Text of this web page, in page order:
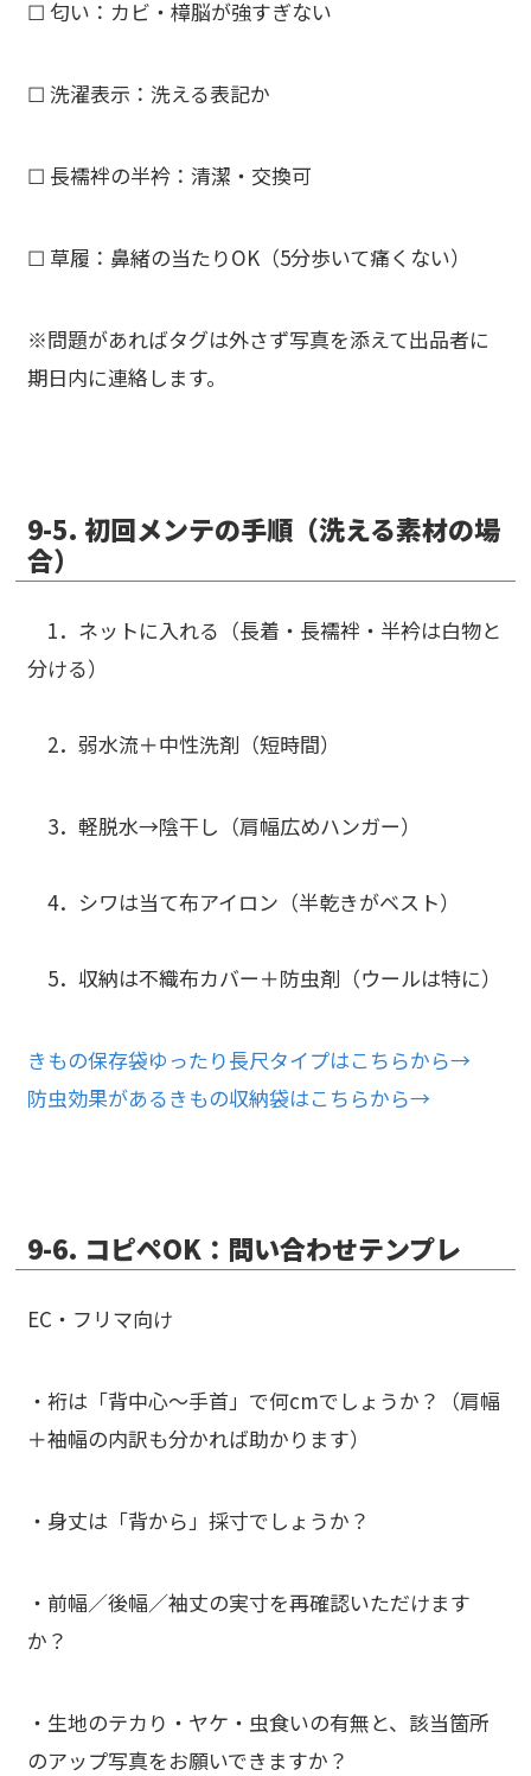
☐ 匂い：カビ・樟脳が強すぎない
☐ 洗濯表示：洗える表記か
☐ 長襦袢の半衿：清潔・交換可
☐ 草履： 鼻緒の当たりOK（5分歩いて痛くない）
※問題があればタグは外さず写真を添えて出品者に
期日内に連絡 します。
9-5. 初回メンテの手順（洗える素材の場
合）
1． ネットに入れる （長着・長襦袢・半衿は白物と
分ける）
2．弱水流＋中性洗剤 （短時間）
3．軽脱水→陰干し （肩幅広めハンガー）
4．シワは当て布アイロン （半乾きがベスト）
5．収納は不織布カバー＋防虫剤 （ウールは特に）
きもの保存袋ゆったり長尺タイプはこちらから→
防虫効果があるきもの収納袋はこちらから→
9-6. コピペOK：問い合わせテンプレ
EC・フリマ向け
・裄は「背中心〜手首」で何cmでしょうか？（肩幅
＋袖幅の内訳も分かれば助かります）
・身丈は「背から」採寸でしょうか？
・前幅／後幅／袖丈の実寸を再確認いただけます
か？
・生地のテカり・ヤケ・虫食いの有無と、該当箇所
のアップ写真をお願いできますか？